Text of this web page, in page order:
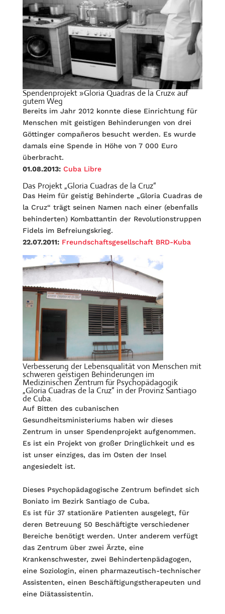
Spendenprojekt »Gloria Quadras de la Cruz« auf
gutem Weg
Bereits im Jahr 2012 konnte diese Einrichtung für
Menschen mit geistigen Behinderungen von drei
Göttinger compañeros besucht werden. Es wurde
damals eine Spende in Höhe von 7 000 Euro
überbracht.
01.08.2013: Cuba Libre
Das Projekt „Gloria Cuadras de la Cruz“
Das Heim für geistig Behinderte „Gloria Cuadras de
la Cruz“ trägt seinen Namen nach einer (ebenfalls
behinderten) Kombattantin der Revolutionstruppen
Fidels im Befreiungskrieg.
22.07.2011: Freundschaftsgesellschaft BRD-Kuba
Verbesserung der Lebensqualität von Menschen mit
schweren geistigen Behinderungen im
Medizinischen Zentrum für Psychopädagogik
„Gloria Cuadras de la Cruz“ in der Provinz Santiago
de Cuba.
Auf Bitten des cubanischen
Gesundheitsministeriums haben wir dieses
Zentrum in unser Spendenprojekt aufgenommen.
Es ist ein Projekt von großer Dringlichkeit und es
ist unser einziges, das im Osten der Insel
angesiedelt ist.
Dieses Psychopädagogische Zentrum befindet sich
Boniato im Bezirk Santiago de Cuba.
Es ist für 37 stationäre Patienten ausgelegt, für
deren Betreuung 50 Beschäftigte verschiedener
Bereiche benötigt werden. Unter anderem verfügt
das Zentrum über zwei Ärzte, eine
Krankenschwester, zwei Behindertenpädagogen,
eine Soziologin, einen pharmazeutisch-technischer
Assistenten, einen Beschäftigungstherapeuten und
eine Diätassistentin.